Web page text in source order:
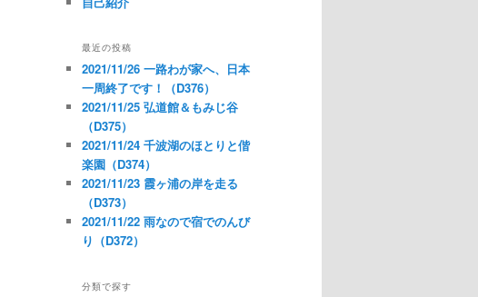
最近の投稿
2021/11/26 一路わが家へ、日本
一周終了です！（D376）
2021/11/25 弘道館＆もみじ谷
（D375）
2021/11/24 千波湖のほとりと偕
楽園（D374）
2021/11/23 霞ヶ浦の岸を走る
（D373）
2021/11/22 雨なので宿でのんび
り（D372）
分類で探す